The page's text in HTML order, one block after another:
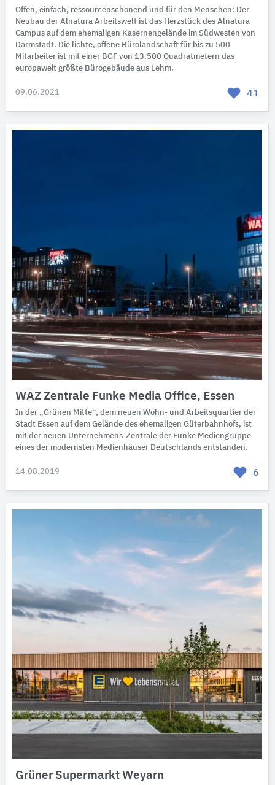
Offen, einfach, ressourcenschonend und für den Menschen: Der
Neubau der Alnatura Arbeitswelt ist das Herzstück des Alnatura
Campus auf dem ehemaligen Kasernengelände im Südwesten von
Darmstadt. Die lichte, offene Bürolandschaft für bis zu 500
Mitarbeiter ist mit einer BGF von 13.500 Quadratmetern das
europaweit größte Bürogebäude aus Lehm.
09.06.2021 41
WAZ Zentrale Funke Media Office, Essen
In der „Grünen Mitte“, dem neuen Wohn- und Arbeitsquartier der
Stadt Essen auf dem Gelände des ehemaligen Güterbahnhofs, ist
mit der neuen Unternehmens-Zentrale der Funke Mediengruppe
eines der modernsten Medienhäuser Deutschlands entstanden.
14.08.2019 6
Grüner Supermarkt Weyarn